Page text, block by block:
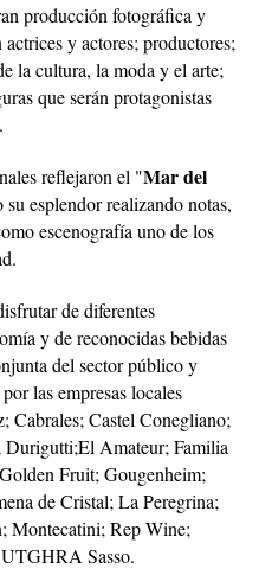
producción fotográfica y
y actores; productores;
la cultura, la moda y el arte;
que serán protagonistas
reflejaron el "Mar del
su esplendor realizando notas,
escenografía uno de los
de diferentes
y de reconocidas bebidas
del sector público y
las empresas locales
Cabrales; Castel Conegliano;
Durigutti;El Amateur; Familia
Fruit; Gougenheim;
de Cristal; La Peregrina;
Montecatini; Rep Wine;
Sasso.